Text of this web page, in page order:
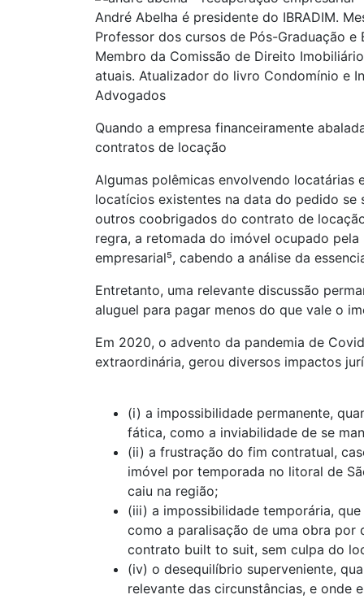
André Abelha é presidente do IBRADIM.
Professor dos cursos de Pós-Graduação
Membro da Comissão de Direito
atuais. Atualizador do livro Condomínio e
Advogados
Quando a empresa financeiramente
contratos de locação
Algumas polêmicas envolvendo locatárias
locatícios existentes na data do pedido se
outros coobrigados do contrato de
regra, a retomada do imóvel ocupado
empresarial⁵, cabendo a análise da
Entretanto, uma relevante discussão
aluguel para pagar menos do que vale o
Em 2020, o advento da pandemia de
extraordinária, gerou diversos impactos
(i) a impossibilidade permanente,
fática, como a inviabilidade de se
(ii) a frustração do fim contratual,
imóvel por temporada no litoral de
caiu na região;
(iii) a impossibilidade temporária,
como a paralisação de uma obra
contrato built to suit, sem culpa do
(iv) o desequilíbrio superveniente,
relevante das circunstâncias, e onde